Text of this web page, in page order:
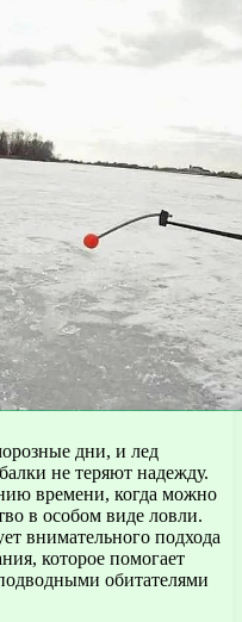
дни, и лед
не теряют надежду.
времени, когда можно
в особом виде ловли.
внимательного подхода
которое помогает
обитателями